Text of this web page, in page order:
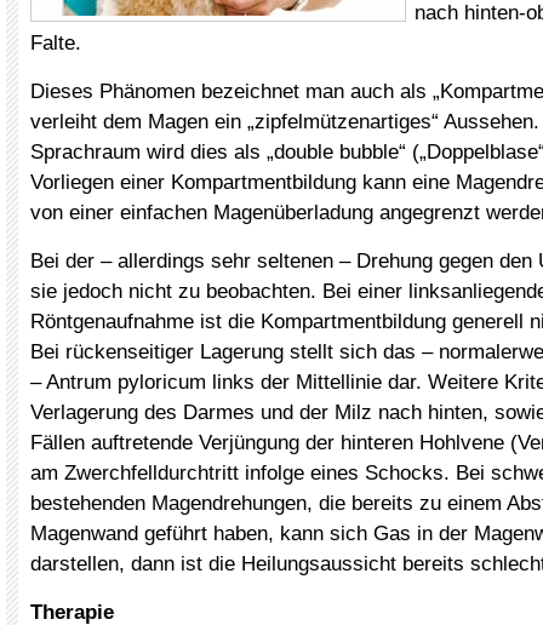
nach hinten-
Falte.
Dieses Phänomen bezeichnet man auch als
verleiht dem Magen ein „zipfelmützenartiges“
Sprachraum wird dies als „double bubble“
Vorliegen einer Kompartmentbildung kann eine
von einer einfachen Magenüberladung angegrenzt
Bei der – allerdings sehr seltenen – Drehung gegen den
sie jedoch nicht zu beobachten. Bei einer
Röntgenaufnahme ist die Kompartmentbildung generell
Bei rückenseitiger Lagerung stellt sich das –
– Antrum pyloricum links der Mittellinie dar. Weitere
Verlagerung des Darmes und der Milz nach hinten,
Fällen auftretende Verjüngung der hinteren Hohlvene
am Zwerchfelldurchtritt infolge eines Schocks. Bei
bestehenden Magendrehungen, die bereits zu einem
Magenwand geführt haben, kann sich Gas in der
darstellen, dann ist die Heilungsaussicht bereits
Therapie